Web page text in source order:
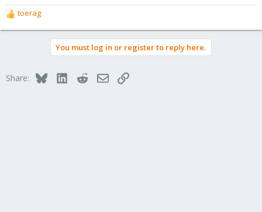
R
e
o
toerag
You must log in or register to reply here.
Share: BlueskyLinkedInRedditEmailLink